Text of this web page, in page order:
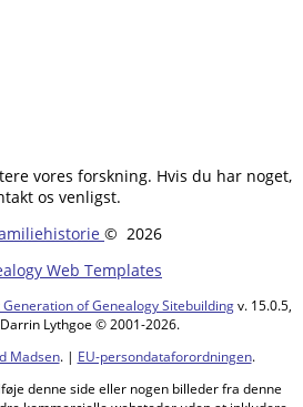
vores forskning. Hvis du har noget,
os venligst.
© 2026
Generation of Genealogy Sitebuildingv. 15.0.5,
Lythgoe © 2001-2026.
Madsen. | EU-persondataforordningen.
denne side eller nogen billeder fra denne